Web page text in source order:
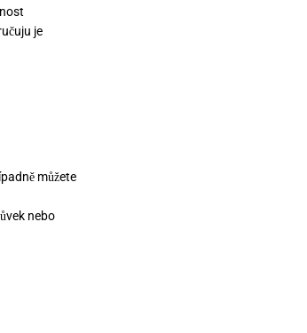
je
můžete
nebo